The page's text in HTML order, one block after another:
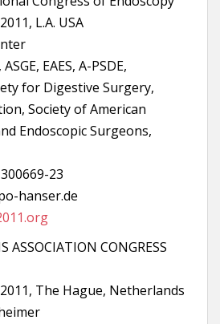
L.A. USA
EAES, A-PSDE,
for Digestive Surgery,
Society of American
Endoscopic Surgeons,
23
hanser.de
ASSOCIATION CONGRESS
The Hague, Netherlands